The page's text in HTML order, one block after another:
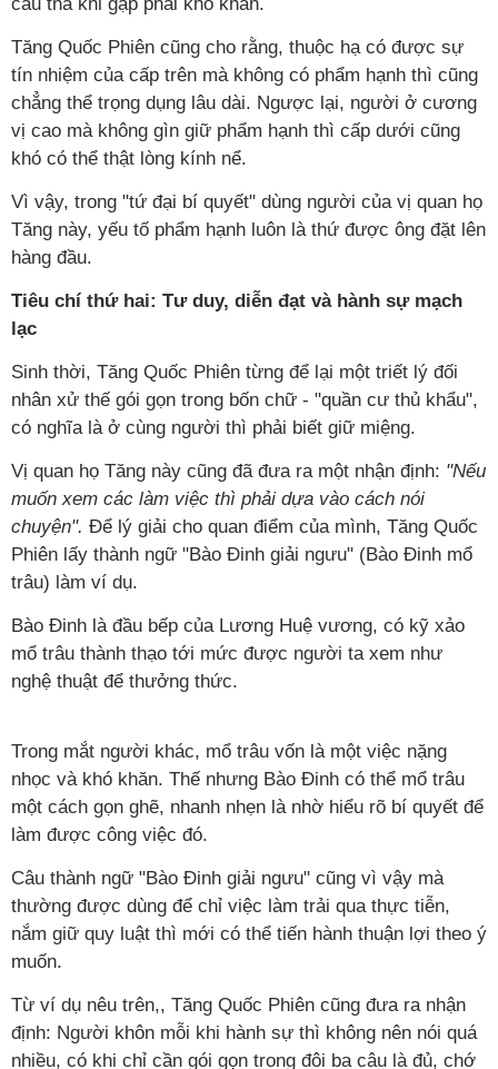
Tăng Quốc Phiên cũng cho rằng, thuộc hạ có được sự
tín nhiệm của cấp trên mà không có phẩm hạnh thì cũng
chẳng thể trọng dụng lâu dài. Ngược lại, người ở cương
vị cao mà không gìn giữ phẩm hạnh thì cấp dưới cũng
khó có thể thật lòng kính nể.
Vì vậy, trong "tứ đại bí quyết" dùng người của vị quan họ
Tăng này, yếu tố phẩm hạnh luôn là thứ được ông đặt lên
hàng đầu.
Tiêu chí thứ hai: Tư duy, diễn đạt và hành sự mạch
lạc
Sinh thời, Tăng Quốc Phiên từng để lại một triết lý đối
nhân xử thế gói gọn trong bốn chữ - "quần cư thủ khẩu",
có nghĩa là ở cùng người thì phải biết giữ miệng.
Vị quan họ Tăng này cũng đã đưa ra một nhận định: "Nếu
muốn xem các làm việc thì phải dựa vào cách nói
chuyện". Để lý giải cho quan điểm của mình, Tăng Quốc
Phiên lấy thành ngữ "Bào Đinh giải ngưu" (Bào Đinh mổ
trâu) làm ví dụ.
Bào Đinh là đầu bếp của Lương Huệ vương, có kỹ xảo
mổ trâu thành thạo tới mức được người ta xem như
nghệ thuật để thưởng thức.
Trong mắt người khác, mổ trâu vốn là một việc nặng
nhọc và khó khăn. Thế nhưng Bào Đinh có thể mổ trâu
một cách gọn ghẽ, nhanh nhẹn là nhờ hiểu rõ bí quyết để
làm được công việc đó.
Câu thành ngữ "Bào Đinh giải ngưu" cũng vì vậy mà
thường được dùng để chỉ việc làm trải qua thực tiễn,
nắm giữ quy luật thì mới có thể tiến hành thuận lợi theo ý
muốn.
Từ ví dụ nêu trên,, Tăng Quốc Phiên cũng đưa ra nhận
định: Người khôn mỗi khi hành sự thì không nên nói quá
nhiều, có khi chỉ cần gói gọn trong đôi ba câu là đủ, chớ